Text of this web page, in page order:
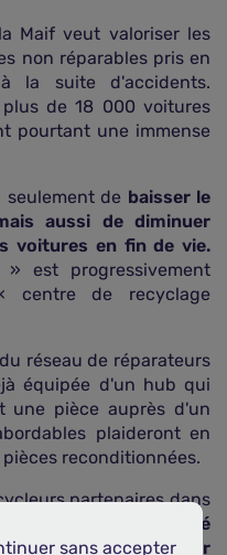
Maif veut valoriser les
non réparables pris en
la suite d'accidents.
de 18 000 voitures
pourtant une immense
de baisser le
aussi de diminuer
voitures en fin de vie.
est progressivement
centre de recyclage
réseau de réparateurs
équipée d'un hub qui
une pièce auprès d'un
plaideront en
reconditionnées.
partenaires dans
la traçabilité
référencement pour
sans accepter